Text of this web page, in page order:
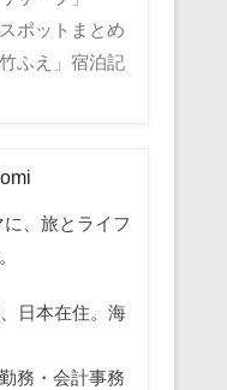
ポットまとめ
ふえ」宿泊記
に、旅とライフ
日本在住。海
務・会計事務